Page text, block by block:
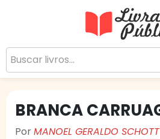
Sua Biblioteca
BRANCA
PorMANOEL GERALDO SCHOTT